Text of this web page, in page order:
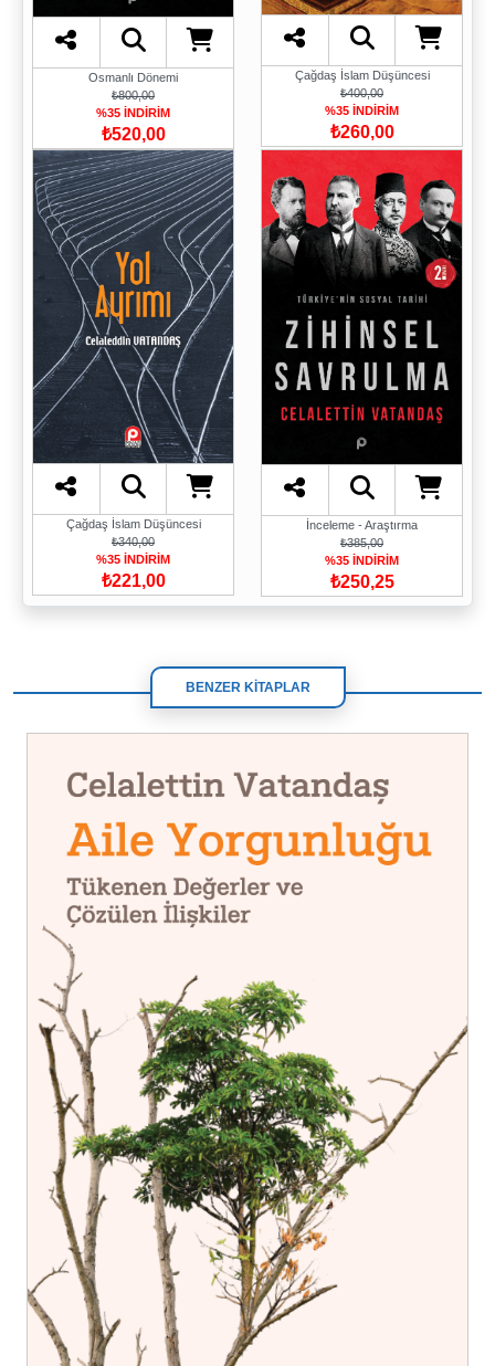
Osmanlı Dönemi
₺800,00
%35 İNDİRİM
₺520,00
Çağdaş İslam Düşüncesi
₺400,00
%35 İNDİRİM
₺260,00
Çağdaş İslam Düşüncesi
₺340,00
%35 İNDİRİM
₺221,00
İnceleme - Araştırma
₺385,00
%35 İNDİRİM
₺250,25
BENZER KİTAPLAR